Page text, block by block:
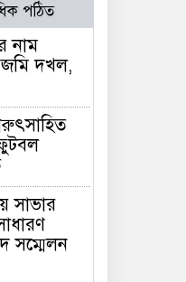
পঠিত
নাম
জমি দখল,
সাভার
সম্মেলন